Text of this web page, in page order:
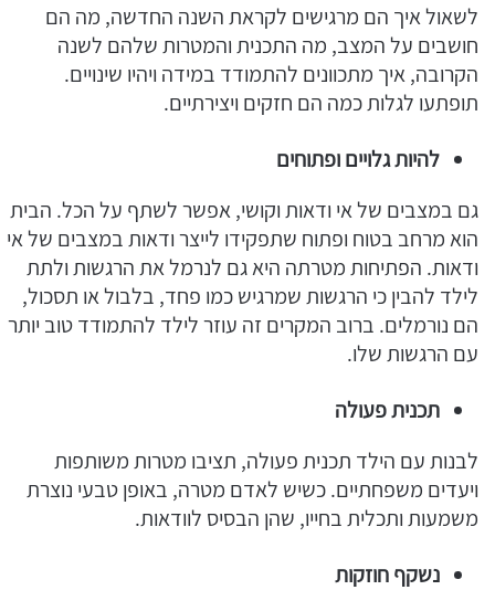
לשאול איך הם מרגישים לקראת השנה החדשה, מה הם
חושבים על המצב, מה התכנית והמטרות שלהם לשנה
הקרובה, איך מתכוונים להתמודד במידה ויהיו שינויים.
תופתעו לגלות כמה הם חזקים ויצירתיים.
להיות גלויים ופתוחים
גם במצבים של אי ודאות וקושי, אפשר לשתף על הכל. הבית
הוא מרחב בטוח ופתוח שתפקידו לייצר ודאות במצבים של אי
ודאות. הפתיחות מטרתה היא גם לנרמל את הרגשות ולתת
לילד להבין כי הרגשות שמרגיש כמו פחד, בלבול או תסכול,
הם נורמלים. ברוב המקרים זה עוזר לילד להתמודד טוב יותר
עם הרגשות שלו.
תכנית פעולה
לבנות עם הילד תכנית פעולה, תציבו מטרות משותפות
ויעדים משפחתיים. כשיש לאדם מטרה, באופן טבעי נוצרת
משמעות ותכלית בחייו, שהן הבסיס לוודאות.
נשקף חוזקות